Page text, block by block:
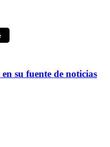
en su fuente de noticias